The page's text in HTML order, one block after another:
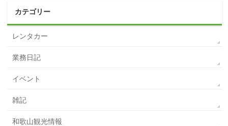
カテゴリー
レンタカー
業務日記
イベント
雑記
和歌山観光情報